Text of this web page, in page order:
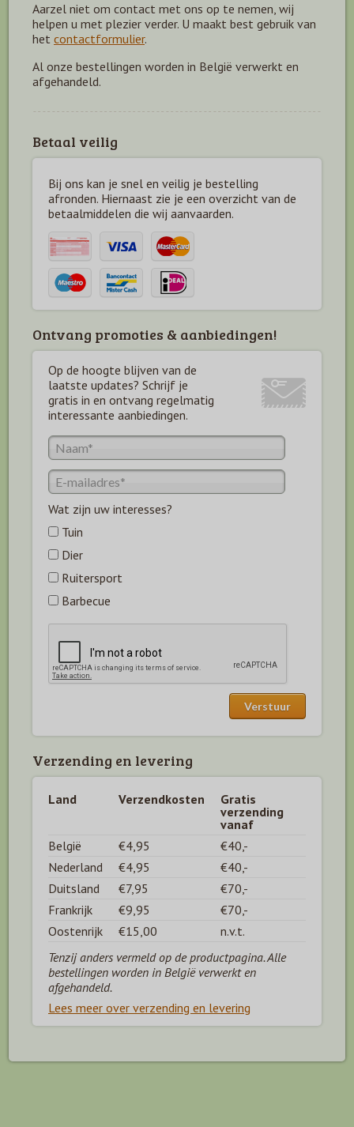
Aarzel niet om contact met ons op te nemen, wij
helpen u met plezier verder. U maakt best gebruik van
het contactformulier.
Al onze bestellingen worden in België verwerkt en
afgehandeld.
Betaal veilig
Bij ons kan je snel en veilig je bestelling
afronden. Hiernaast zie je een overzicht van de
betaalmiddelen die wij aanvaarden.
Ontvang promoties & aanbiedingen!
Op de hoogte blijven van de
laatste updates? Schrijf je
gratis in en ontvang regelmatig
interessante aanbiedingen.
Wat zijn uw interesses?
Tuin
Dier
Ruitersport
Barbecue
Verzending en levering
Land Verzendkosten
Gratis
verzending
vanaf
België
€4,95
€40,-
Nederland
€4,95
€40,-
Duitsland
€7,95
€70,-
Frankrijk
€9,95
€70,-
Oostenrijk
€15,00
n.v.t.
Tenzij anders vermeld op de productpagina. Alle
bestellingen worden in België verwerkt en
afgehandeld.
Lees meer over verzending en levering